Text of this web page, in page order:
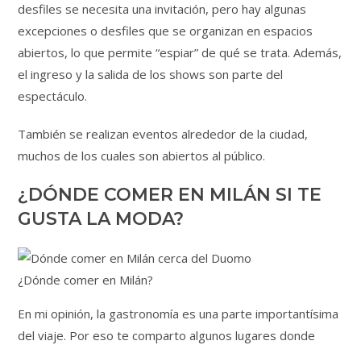
desfiles se necesita una invitación, pero hay algunas
excepciones o desfiles que se organizan en espacios
abiertos, lo que permite “espiar” de qué se trata. Además,
el ingreso y la salida de los shows son parte del
espectáculo.
También se realizan eventos alrededor de la ciudad,
muchos de los cuales son abiertos al público.
¿DÓNDE COMER EN MILÁN SI TE
GUSTA LA MODA?
¿Dónde comer en Milán?
En mi opinión, la gastronomía es una parte importantísima
del viaje. Por eso te comparto algunos lugares donde